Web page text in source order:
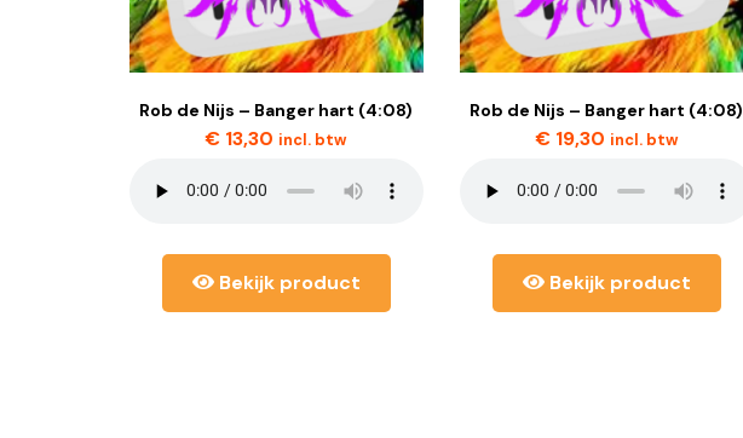
Rob de Nijs – Banger hart (4:08)
€ 13,30 incl. btw
Bekijk product
Rob de Nijs – Banger hart (4:08)
€19,30 incl. btw
Bekijk product